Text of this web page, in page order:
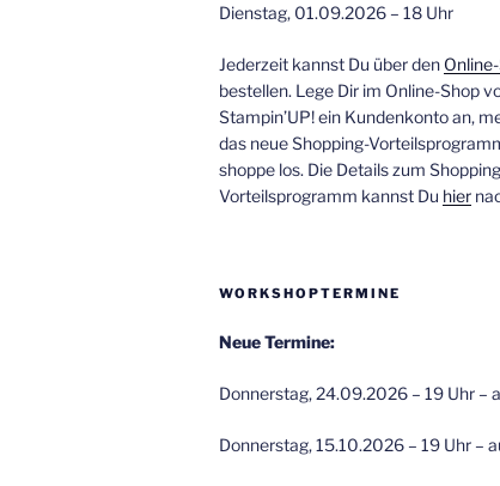
Dienstag, 01.09.2026 – 18 Uhr
Jederzeit kannst Du über den
bestellen. Lege Dir im Online-Shop
Stampin’UP! ein Kundenkonto an,
das neue Shopping-
shoppe los. Die Details zum
Vorteilsprogramm kannst Du hier
WORKSHOPTERMINE
Neue Termine:
Donnerstag, 24.09.2026 – 19 Uhr –
Donnerstag, 15.10.2026 – 19 Uhr –